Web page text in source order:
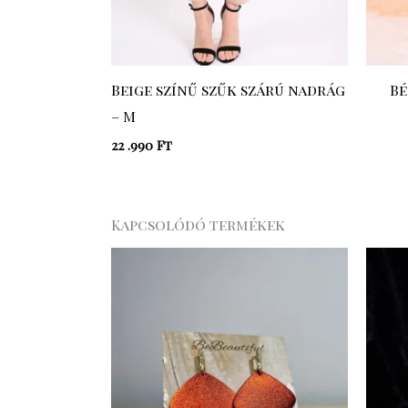
Beige színű szűk szárú nadrág
– M
22 .990 Ft
Kapcsolódó termékek